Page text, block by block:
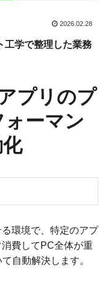
2026.02.28
工学で整理した業務
プリのプ
ォーマン
環境で、特定のアプ
費してPC全体が重
自動解決します。